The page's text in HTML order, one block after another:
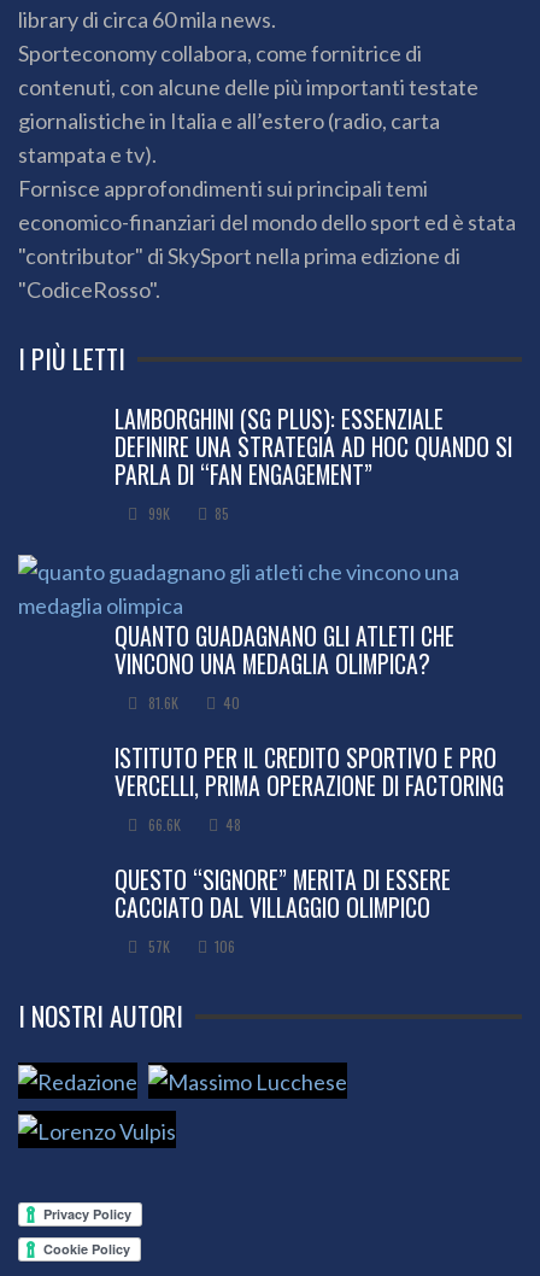
library di circa 60 mila news.
Sporteconomy collabora, come fornitrice di
contenuti, con alcune delle più importanti testate
giornalistiche in Italia e all’estero (radio, carta
stampata e tv).
Fornisce approfondimenti sui principali temi
economico-finanziari del mondo dello sport ed è stata
"contributor" di SkySport nella prima edizione di
"CodiceRosso".
I PIÙ LETTI
LAMBORGHINI (SG PLUS): ESSENZIALE
DEFINIRE UNA STRATEGIA AD HOC QUANDO SI
PARLA DI “FAN ENGAGEMENT”
99K 85
QUANTO GUADAGNANO GLI ATLETI CHE
VINCONO UNA MEDAGLIA OLIMPICA?
81.6K 40
ISTITUTO PER IL CREDITO SPORTIVO E PRO
VERCELLI, PRIMA OPERAZIONE DI FACTORING
66.6K 48
QUESTO “SIGNORE” MERITA DI ESSERE
CACCIATO DAL VILLAGGIO OLIMPICO
57K 106
I NOSTRI AUTORI